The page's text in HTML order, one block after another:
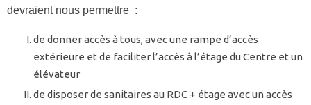
devraient nous permettre :
de donner accès à tous, avec une rampe d’accès
extérieure et de faciliter l’accès à l’étage du Centre et un
élévateur
de disposer de sanitaires au RDC + étage avec un accès